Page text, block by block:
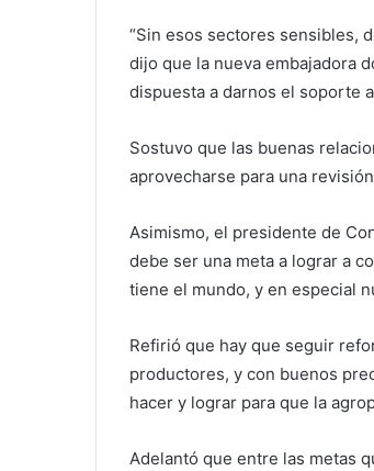
“Sin esos sectores sensibles,
dijo que la nueva embajadora
dispuesta a darnos el soporte
Sostuvo que las buenas
aprovecharse para una
Asimismo, el presidente de
debe ser una meta a lograr a
tiene el mundo, y en especial
Refirió que hay que seguir
productores, y con buenos
hacer y lograr para que la
Adelantó que entre las metas